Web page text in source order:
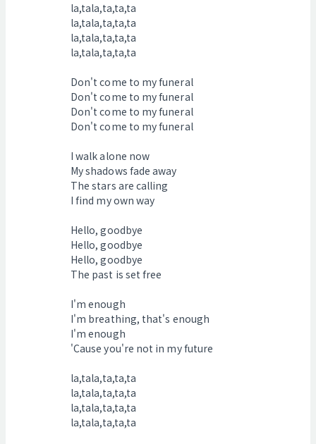
la,tala,ta,ta,ta
la,tala,ta,ta,ta
la,tala,ta,ta,ta
la,tala,ta,ta,ta
Don't come to my funeral
Don't come to my funeral
Don't come to my funeral
Don't come to my funeral
I walk alone now
My shadows fade away
The stars are calling
I find my own way
Hello, goodbye
Hello, goodbye
Hello, goodbye
The past is set free
I'm enough
I'm breathing, that's enough
I'm enough
'Cause you're not in my future
la,tala,ta,ta,ta
la,tala,ta,ta,ta
la,tala,ta,ta,ta
la,tala,ta,ta,ta